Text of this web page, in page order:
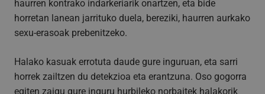
haurren kontrako indarkeriarik onartzen, eta bide
horretan lanean jarrituko duela, bereziki, haurren aurkako
sexu-erasoak prebenitzeko.
Halako kasuak errotuta daude gure inguruan, eta sarri
horrek zailtzen du detekzioa eta erantzuna. Oso gogorra
egiten zaigu gure inguru hurbileko norbaitek halakorik